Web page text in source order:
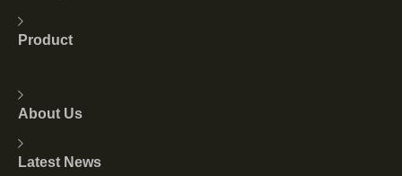
Product
About Us
Latest News